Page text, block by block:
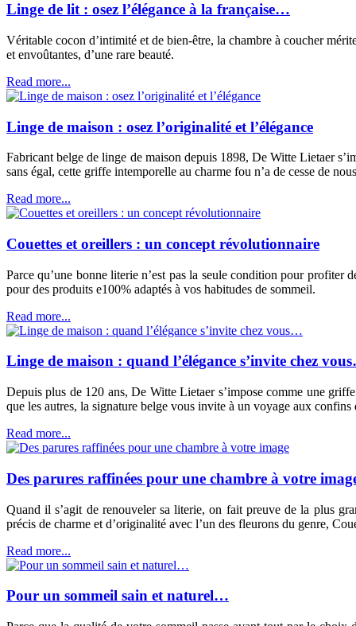
Linge de lit : osez l’élégance à la française…
Véritable cocon d’intimité et de bien-être, la chambre à coucher
et envoûtantes, d’une rare beauté.
Read more...
Linge de maison : osez l’originalité et l’élégance
Fabricant belge de linge de maison depuis 1898, De Witte Lietaer
sans égal, cette griffe intemporelle au charme fou n’a de cesse de
Read more...
Couettes et oreillers : un concept révolutionnaire
Parce qu’une bonne literie n’est pas la seule condition pour profiter
pour des produits e100% adaptés à vos habitudes de sommeil.
Read more...
Linge de maison : quand l’élégance s’invite chez
Depuis plus de 120 ans, De Witte Lietaer s’impose comme une
que les autres, la signature belge vous invite à un voyage aux
Read more...
Des parures raffinées pour une chambre à votre
Quand il s’agit de renouveler sa literie, on fait preuve de la plus
précis de charme et d’originalité avec l’un des fleurons du genre,
Read more...
Pour un sommeil sain et naturel…